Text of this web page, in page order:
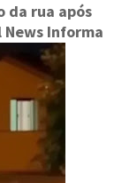
da rua após
News Informa